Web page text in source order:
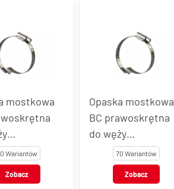
mostkowa
stal AISI
Wariantów
Zobacz
Opaska mostkowa
BC prawoskrętna
do węży
wzmacnianych
spiralą, stal AISI
70 Wariantów
Zobacz